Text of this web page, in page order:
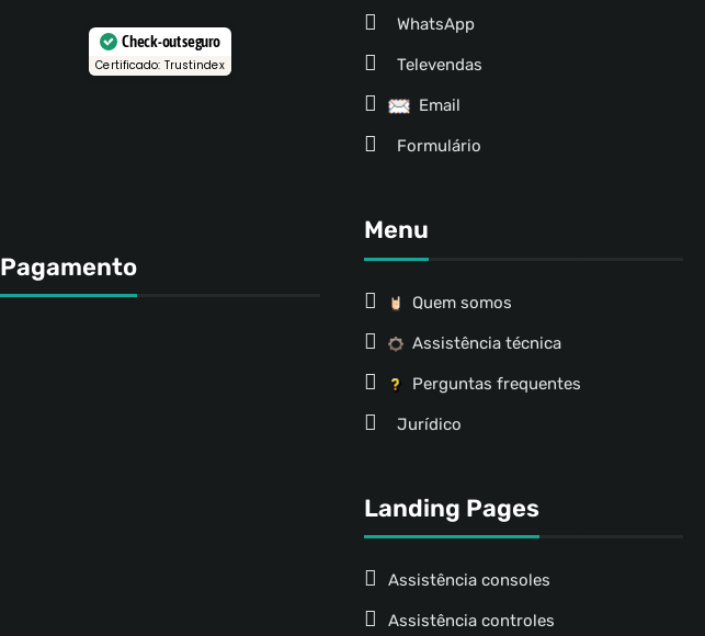
Check-out seguro
Certificado: Trustindex
Pagamento
WhatsApp
Televendas
Email
Formulário
Menu
Quem somos
Assistência técnica
Perguntas frequentes
Jurídico
Landing Pages
Assistência consoles
Assistência controles